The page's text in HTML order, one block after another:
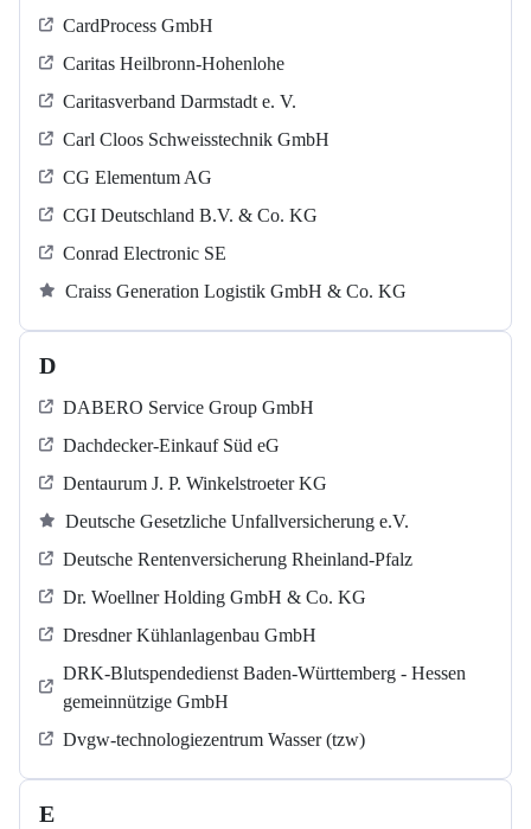
CardProcess GmbH
Caritas Heilbronn-Hohenlohe
Caritasverband Darmstadt e. V.
Carl Cloos Schweisstechnik GmbH
CG Elementum AG
CGI Deutschland B.V. & Co. KG
Conrad Electronic SE
Craiss Generation Logistik GmbH & Co. KG
D
DABERO Service Group GmbH
Dachdecker-Einkauf Süd eG
Dentaurum J. P. Winkelstroeter KG
Deutsche Gesetzliche Unfallversicherung e.V.
Deutsche Rentenversicherung Rheinland-Pfalz
Dr. Woellner Holding GmbH & Co. KG
Dresdner Kühlanlagenbau GmbH
DRK-Blutspendedienst Baden-Württemberg - Hessen
gemeinnützige GmbH
Dvgw-technologiezentrum Wasser (tzw)
E